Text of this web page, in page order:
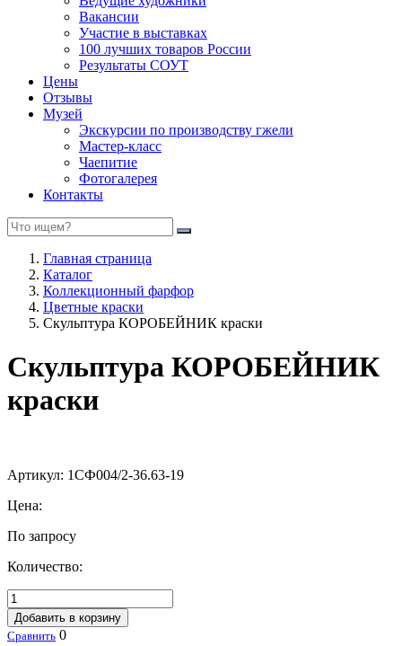
Вакансии
Участие в выставках
100 лучших товаров России
Результаты СОУТ
Цены
Отзывы
Музей
Экскурсии по производству гжели
Мастер-класс
Чаепитие
Фотогалерея
Контакты
Главная страница
Каталог
Коллекционный фарфор
Цветные краски
Скульптура КОРОБЕЙНИК краски
Скульптура КОРОБЕЙНИК
краски
Артикул: 1СФ004/2-36.63-19
Цена:
По запросу
Количество:
Добавить в корзину
Сравнить 0